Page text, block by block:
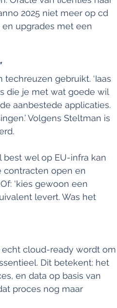
2025 niet meer op cd
upgrades met een
gebruikt. ‘Iaas
die je met wat goede wil
aanbestede applicaties.
Volgens Steltman is
best wel op EU-infra kan
contracten open en
‘kies gewoon een
levert. Was het
cloud-ready wordt om
Dit betekent: het
en data op basis van
proces nog maar